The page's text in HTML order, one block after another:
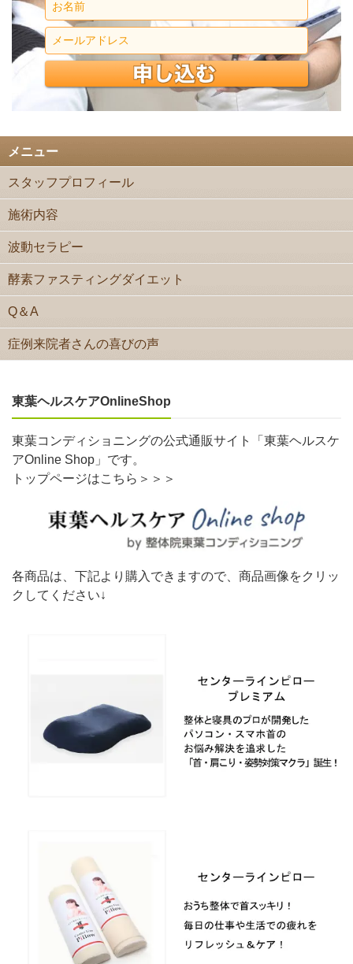
メニュー
スタッフプロフィール
施術内容
波動セラピー
酵素ファスティングダイエット
Q＆A
症例来院者さんの喜びの声
東葉ヘルスケアOnlineShop
東葉コンディショニングの公式通販サイト「東葉ヘルスケ
アOnline Shop」です。
トップページはこちら＞＞＞
各商品は、下記より購入できますので、商品画像をクリッ
クしてください↓